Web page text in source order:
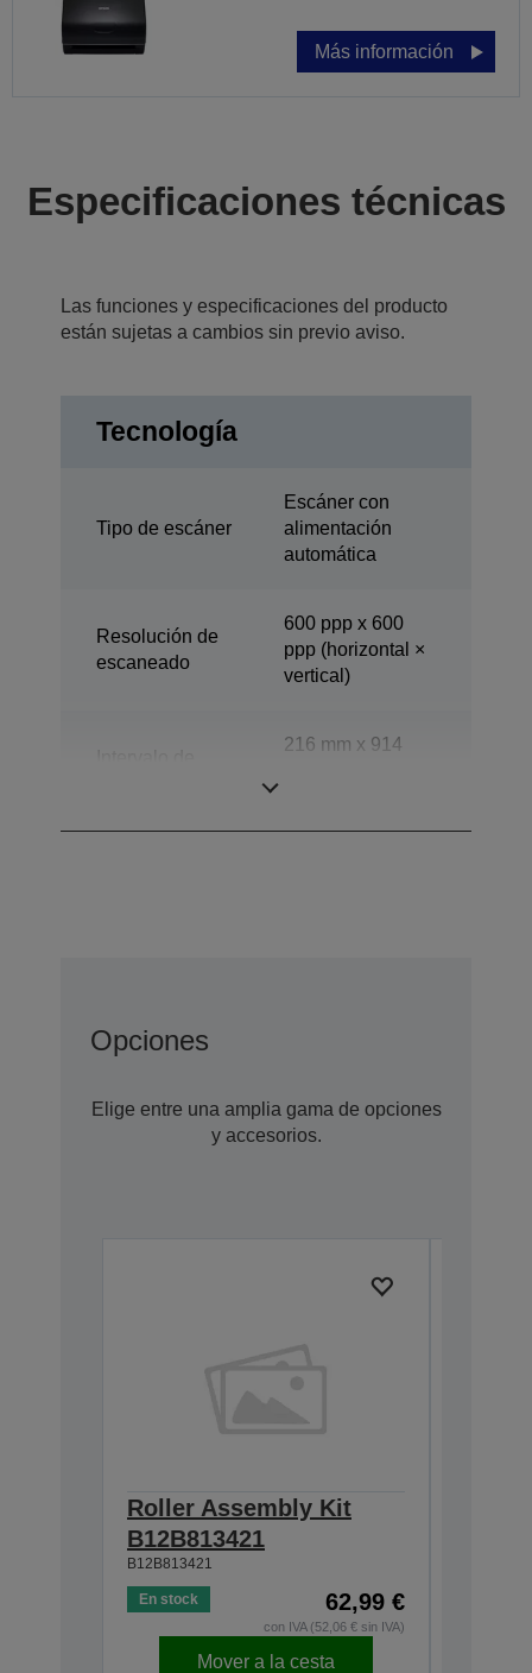
Más información
Especificaciones técnicas
Las funciones y especificaciones del producto
están sujetas a cambios sin previo aviso.
Tecnología
Tipo de escáner
Escáner con
alimentación
automática
Resolución de
escaneado
600 ppp x 600
ppp (horizontal ×
vertical)
216 mm x 914
Opciones
Elige entre una amplia gama de opciones
y accesorios.
Roller Assembly Kit
B12B813421
B12B813421
En stock 62,99 €
con IVA (52,06 € sin IVA)
Mover a la cesta